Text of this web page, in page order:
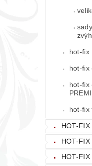
hot-fix
hot-fix
hot-fix
hot-fix
HOT-FIX
HOT-FIX
HOT-FIX